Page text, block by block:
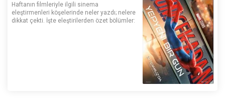
Haftanın filmleriyle ilgili sinema
eleştirmenleri köşelerinde neler yazdı; nelere
dikkat çekti. İşte eleştirilerden özet bölümler: